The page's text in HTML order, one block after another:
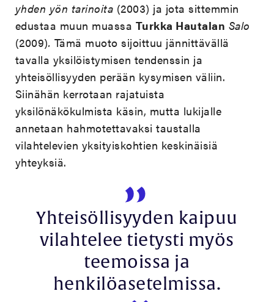
yhden yön tarinoita (2003) ja jota sittemmin
edustaa muun muassa Turkka Hautalan Salo
(2009). Tämä muoto sijoittuu jännittävällä
tavalla yksilöistymisen tendenssin ja
yhteisöllisyyden perään kysymisen väliin.
Siinähän kerrotaan rajatuista
yksilönäkökulmista käsin, mutta lukijalle
annetaan hahmotettavaksi taustalla
vilahtelevien yksityiskohtien keskinäisiä
yhteyksiä.
Yhteisöllisyyden kaipuu
vilahtelee tietysti myös
teemoissa ja
henkilöasetelmissa.